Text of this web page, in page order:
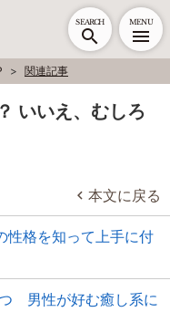
SEARCH MENU
関連記事
いいえ、むしろ
本文に戻る
性格を知って上手に付
男性が好む癒し系に